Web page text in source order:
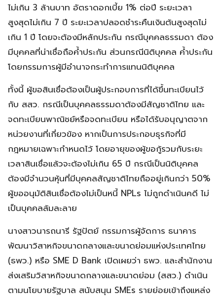
ไม่เกิน 3 ล้านบาท อัตราดอกเบี้ย 1% ต่อปี ระยะเวลา
สูงสุดไม่เกิน 7 ปี ระยะเวลาปลอดชำระคืนเงินต้นสูงสุดไม่
เกิน 1 ปี โดยจะต้องมีหลักประกัน กรณีบุคคลธรรมดา ต้อง
มีบุคคลที่น่าเชื่อถือค้ำประกัน ส่วนกรณีนิติบุคคล ค้ำประกัน
โดยกรรมการผู้มีอำนาจกระทำการแทนนิติบุคคล
ทั้งนี้ ผู้ขอสินเชื่อต้องเป็นผู้ประกอบการที่ได้ขึ้นทะเบียนไว้
กับ สสว. กรณีเป็นบุคคลธรรมดาต้องมีสัญชาติไทย และ
จดทะเบียนพาณิชย์หรือจดทะเบียน หรือได้รับอนุญาตจาก
หน่วยงานที่เกี่ยวข้อง หากเป็นการประกอบธุรกิจที่มี
กฎหมายเฉพาะกำหนดไว้ โดยอายุของผู้ขอกู้รวมกับระยะ
เวลาสินเชื่อแล้วจะต้องไม่เกิน 65 ปี กรณีเป็นนิติบุคคล
ต้องมีจำนวนหุ้นที่มีบุคคลสัญชาติไทยถืออยู่เกินกว่า 50%
ผู้ขออนุมัติสินเชื่อต้องไม่เป็นหนี้ NPLs ไม่ถูกดำเนินคดี ไม่
เป็นบุคคลล้มละลาย
นางสาวนารถนารี รัฐปัตย์ กรรมการผู้จัดการ ธนาคาร
พัฒนาวิสาหกิจขนาดกลางและขนาดย่อมแห่งประเทศไทย
(ธพว.) หรือ SME D Bank เปิดเผยว่า ธพว. และสำนักงาน
ส่งเสริมวิสาหกิจขนาดกลางและขนาดย่อม (สสว.) ดำเนิน
ตามนโยบายรัฐบาล สนับสนุน SMEs รายย่อยเข้าถึงแหล่ง